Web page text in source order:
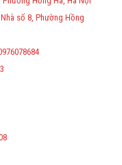
định danh.
số 8, Phường Hồng